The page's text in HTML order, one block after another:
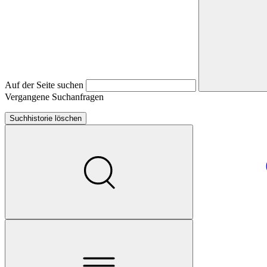
Auf der Seite suchen
Vergangene Suchanfragen
Suchhistorie löschen